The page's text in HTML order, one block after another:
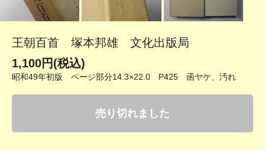
王朝百首 塚本邦雄 文化出版局
1,100円(税込)
昭和49年初版 ページ部分14.3×22.0 P425 函ヤケ、汚れ
売り切れました